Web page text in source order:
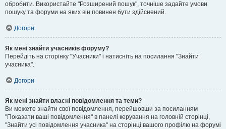
обробити. Використайте "Розширений пошук", точніше задайте умови
пошуку та форуми на яких він повинен бути здійснений.
Догори
Як мені знайти учасників форуму?
Перейдіть на сторінку "Учасники" і натисніть на посилання "Знайти
учасника".
Догори
Як мені знайти власні повідомлення та теми?
Ви можете знайти свої повідомлення, перейшовши за посиланням
"Показати ваші повідомлення" в панелі керування на головній сторінці,
"Знайти усі повідомлення учасника" на сторінці вашого профілю на форумі